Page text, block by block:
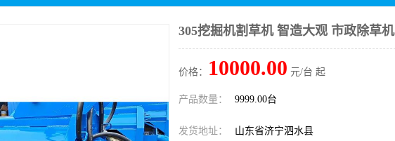
305挖掘机割草机 智造大观 市政除草机
价格： 10000.00 元/台 起
产品数量： 9999.00台
发货地址： 山东省济宁泗水县